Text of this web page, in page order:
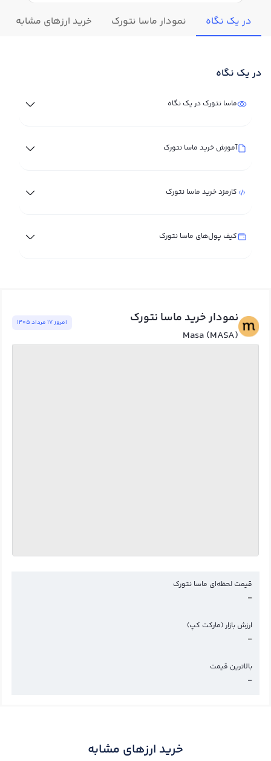
در یک نگاه نمودار ماسا نتورک خرید ارزهای مشابه
در یک نگاه
ماسا نتورک در یک نگاه
آموزش خرید ماسا نتورک
کارمزد خرید ماسا نتورک
کیف پول‌های ماسا نتورک
نمودار خرید ماسا نتورک
Masa (MASA)
امروز ١٧ مرداد ١٤٠٥
قیمت لحظه‌ای ماسا نتورک
-
ارزش بازار (مارکت کپ)
-
بالاترین قیمت
-
خرید ارزهای مشابه